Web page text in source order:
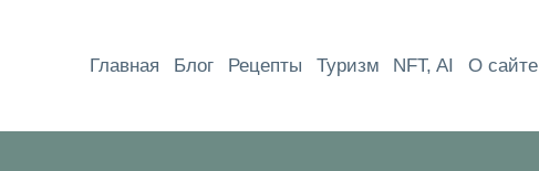
содержимомуГлавная Блог Рецепты Туризм NFT, AI О сайте